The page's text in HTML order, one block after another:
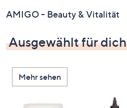
Pfeiltasten
oben
und
nach
unten
oder
wischen
AMIGO - Beauty & Vitalität
Ausgewählt für dich
Mehr sehen